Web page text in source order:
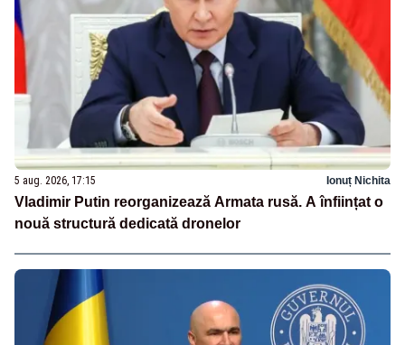
5 aug. 2026, 17:15 Ionuț Nichita
Vladimir Putin reorganizează Armata rusă. A înființat o
nouă structură dedicată dronelor